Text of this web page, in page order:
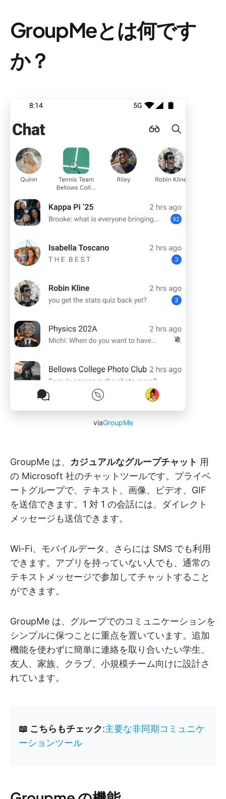
GroupMeとは何です
か？
viaGroupMe
GroupMe は、 カジュアルなグループチャット 用
の Microsoft 社のチャットツールです。プライベ
ートグループで、テキスト、画像、ビデオ、GIF
を送信できます。1 対 1 の会話には、ダイレクト
メッセージも送信できます。
Wi-Fi、モバイルデータ、さらには SMS でも利用
できます。アプリを持っていない人でも、通常の
テキストメッセージで参加してチャットすること
ができます。
GroupMe は、グループでのコミュニケーションを
シンプルに保つことに重点を置いています。追加
機能を使わずに簡単に連絡を取り合いたい学生、
友人、家族、クラブ、小規模チーム向けに設計さ
れています。
📖 こちらもチェック:主要な非同期コミュニケ
ーションツール